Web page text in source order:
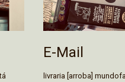
E-Mail
livraria [arroba]